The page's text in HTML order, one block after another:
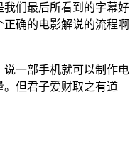
们最后所看到的字幕好
确的电影解说的流程啊
一部手机就可以制作电
但君子爱财取之有道